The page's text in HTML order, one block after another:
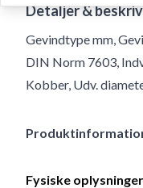
Detaljer &
Gevindtype mm,
DIN Norm 7603,
Kobber, Udv.
Fysiske oplysninger